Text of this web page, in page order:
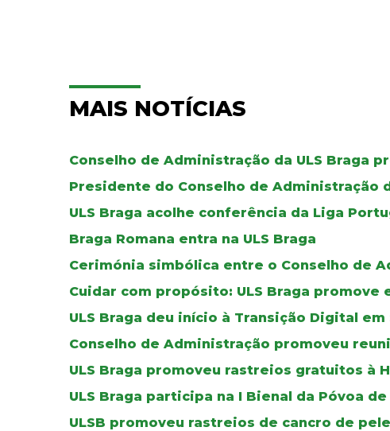
MAIS NOTÍCIAS
Conselho de Administração da ULS Braga
Presidente do Conselho de Administração
ULS Braga acolhe conferência da Liga
Braga Romana entra na ULS Braga
Cerimónia simbólica entre o Conselho de
Cuidar com propósito: ULS Braga
ULS Braga deu início à Transição Digital em
Conselho de Administração promoveu
ULS Braga promoveu rastreios gratuitos à
ULS Braga participa na I Bienal da Póvoa de
ULSB promoveu rastreios de cancro de pele